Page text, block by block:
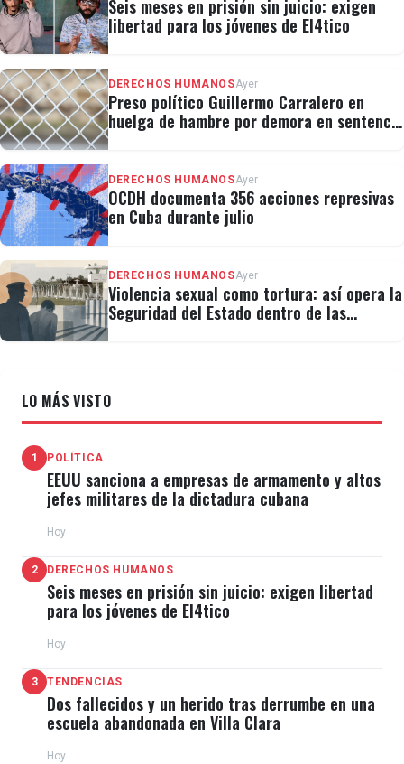
Seis meses en prisión sin juicio: exigen
libertad para los jóvenes de El4tico
DERECHOS HUMANOSAyer
Preso político Guillermo Carralero en
huelga de hambre por demora en sentencia
DERECHOS HUMANOSAyer
OCDH documenta 356 acciones represivas
en Cuba durante julio
DERECHOS HUMANOSAyer
Violencia sexual como tortura: así opera la
Seguridad del Estado dentro de las
LO MÁS VISTO
1 POLÍTICA
EEUU sanciona a empresas de armamento y altos
jefes militares de la dictadura cubana
Hoy
2 DERECHOS HUMANOS
Seis meses en prisión sin juicio: exigen libertad
para los jóvenes de El4tico
Hoy
3 TENDENCIAS
Dos fallecidos y un herido tras derrumbe en una
escuela abandonada en Villa Clara
Hoy